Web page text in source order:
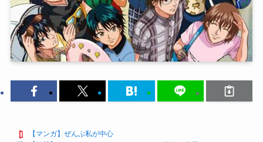
【マンガ】ぜんぶ私が中心